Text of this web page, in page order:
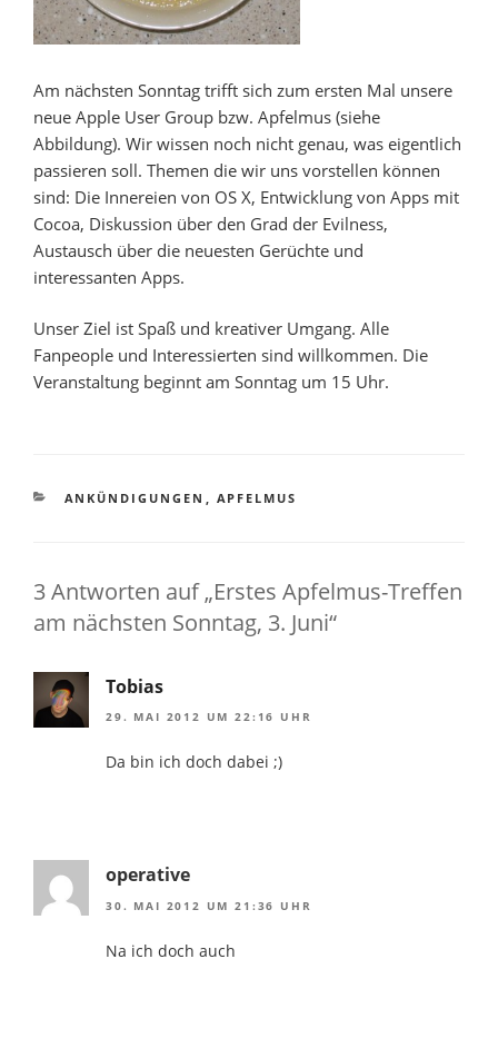
Am nächsten Sonntag trifft sich zum ersten Mal unsere
neue Apple User Group bzw. Apfelmus (siehe
Abbildung). Wir wissen noch nicht genau, was eigentlich
passieren soll. Themen die wir uns vorstellen können
sind: Die Innereien von OS X, Entwicklung von Apps mit
Cocoa, Diskussion über den Grad der Evilness,
Austausch über die neuesten Gerüchte und
interessanten Apps.
Unser Ziel ist Spaß und kreativer Umgang. Alle
Fanpeople und Interessierten sind willkommen. Die
Veranstaltung beginnt am Sonntag um 15 Uhr.
KATEGORIEN
ANKÜNDIGUNGEN APFELMUS
3 Antworten auf „Erstes Apfelmus-Treffen
am nächsten Sonntag, 3. Juni“
Tobias
29. MAI 2012 UM 22:16 UHR
Da bin ich doch dabei ;)
operative
30. MAI 2012 UM 21:36 UHR
Na ich doch auch